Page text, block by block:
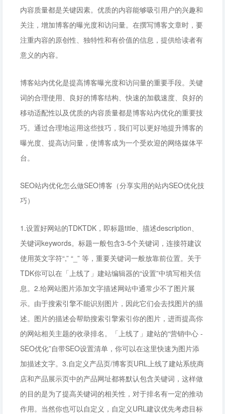
内容质量都是关键因素。优质的内容能够吸引用户的兴趣和
关注，增加博客的曝光度和访问量。在撰写博客文章时，要
注重内容的原创性、独特性和有价值的信息，提供给读者有
意义的内容。
博客站内优化是提高博客曝光度和访问量的重要手段。关键
词的合理使用、良好的博客结构、快速的加载速度、良好的
移动适配性以及优质的内容质量都是博客站内优化的重要技
巧。通过合理地运用这些技巧，我们可以更好地提升博客的
曝光度、提高访问量，使博客成为一个受欢迎的网络媒体平
台。
SEO站内优化怎么做SEO博客（分享实用的站内SEO优化技
巧）
1.设置好网站的TDKTDK，即标题title、描述description、
关键词keywords。标题一般包含3-5个关键词，连接符建议
使用英文字符“,” “_” 等，重要关键词一般放靠前位置。关于
TDK你可以在「上线了」建站编辑器的“设置”中填写相关信
息。2.给网站图片添加文字描述网站中通常少不了图片展
示。由于搜索引擎不能识别图片，因此它们会去找图片的描
述。图片的描述会帮助搜索引擎索引你的图片，进而提高你
的网站相关主题的收录排名。「上线了」建站的“营销中心 -
SEO优化”自带SEO设置清单，你可以在这里快速为图片添
加描述文字。3.自定义产品页/博客页URL上线了建站系统商
店和产品展示页中的产品网址都将默认包含关键词，这样做
的目的是为了提高关键词的相关性，对于排名有一定的推动
作用。当然你也可以自定义，自定义URL建议优先考虑目标